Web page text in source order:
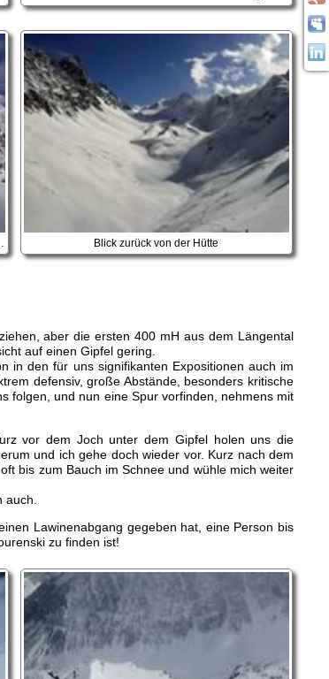
Tatzen Ferner Blick zurück von der Hütte
aber die ersten 400 mH aus dem Längental
auf einen Gipfel gering.
in den für uns signifikanten Expositionen auch im
defensiv, große Abstände, besonders kritische
folgen, und nun eine Spur vorfinden, nehmens mit
vor dem Joch unter dem Gipfel holen uns die
und ich gehe doch wieder vor. Kurz nach dem
bis zum Bauch im Schnee und wühle mich weiter
Lawinenabgang gegeben hat, eine Person bis
zu finden ist!